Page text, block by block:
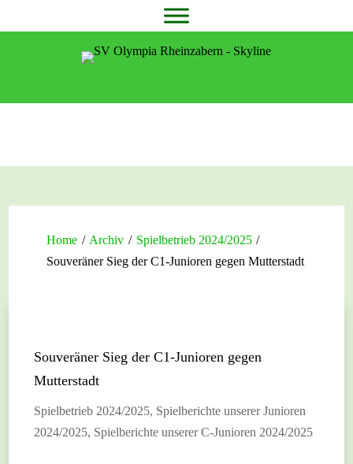
Home / Archiv / Spielbetrieb 2024/2025 /
Souveräner Sieg der C1-Junioren gegen Mutterstadt
Souveräner Sieg der C1-Junioren gegen
Mutterstadt
Spielbetrieb 2024/2025, Spielberichte unserer Junioren
2024/2025, Spielberichte unserer C-Junioren 2024/2025